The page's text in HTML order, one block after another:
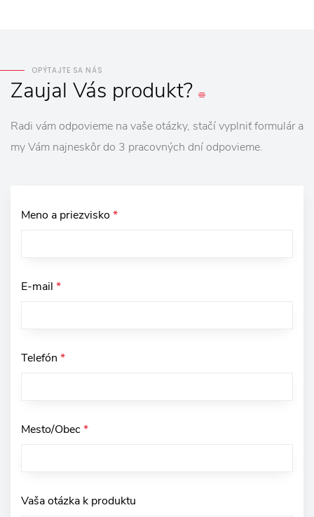
OPÝTAJTE SA NÁS
Zaujal Vás produkt?
Radi vám odpovieme na vaše otázky, stačí vyplniť formulár a
my Vám najneskôr do 3 pracovných dní odpovieme.
Meno a priezvisko *
E-mail *
Telefón *
Mesto/Obec*
Vaša otázka k produktu